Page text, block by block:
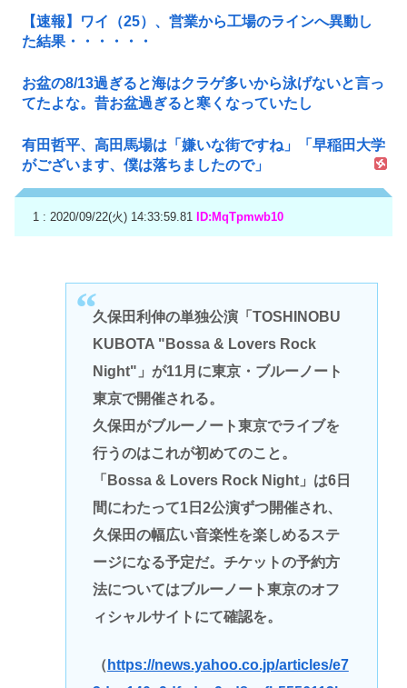
【速報】ワイ（25）、営業から工場のラインへ異動し
た結果・・・・・・
お盆の8/13過ぎると海はクラゲ多いから泳げないと言っ
てたよな。昔お盆過ぎると寒くなっていたし
有田哲平、高田馬場は「嫌いな街ですね」「早稲田大学
がございます、僕は落ちましたので」
1 : 2020/09/22(火) 14:33:59.81 ID:MqTpmwb10
久保田利伸の単独公演「TOSHINOBU
KUBOTA "Bossa & Lovers Rock
Night"」が11月に東京・ブルーノート
東京で開催される。
久保田がブルーノート東京でライブを
行うのはこれが初めてのこと。
「Bossa & Lovers Rock Night」は6日
間にわたって1日2公演ずつ開催され、
久保田の幅広い音楽性を楽しめるステ
ージになる予定だ。チケットの予約方
法についてはブルーノート東京のオフ
ィシャルサイトにて確認を。
（ https://news.yahoo.co.jp/articles/e7